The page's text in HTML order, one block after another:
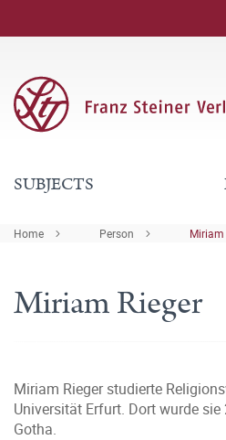
SUBJECTS
Home Person Miriam
Miriam Rieger
Miriam Rieger studierte
Universität Erfurt. Dort wurde
Gotha.